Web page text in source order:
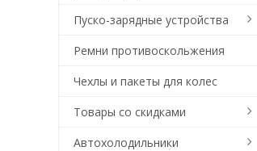
Пуско-зарядные устройства
Ремни противоскольжения
Чехлы и пакеты для колес
Товары со скидками
Автохолодильники